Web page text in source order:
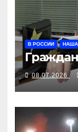
В РОССИИ
08.07.2026